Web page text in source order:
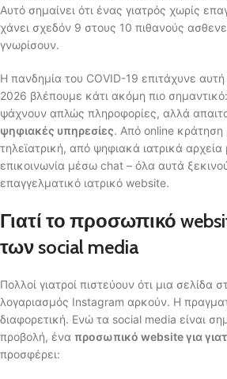
Αυτό σημαίνει ότι ένας γιατρός χωρίς
χάνει σχεδόν 9 στους 10 πιθανούς
γνωρίσουν.
Η πανδημία του COVID-19 επιτάχυνε
2026 βλέπουμε κάτι ακόμη πιο
ψάχνουν απλώς πληροφορίες, αλλά
ψηφιακές υπηρεσίες. Από online κράτηση
τηλεϊατρική, από ψηφιακά ιατρικά
επικοινωνία μέσω chat – όλα αυτά
επαγγελματικό ιατρικό website.
Γιατί το προσωπικό
των social media
Πολλοί γιατροί πιστεύουν ότι μια σελίδα
λογαριασμός Instagram αρκούν. Η
διαφορετική. Ενώ τα social media είναι
προβολή, ένα προσωπικό website για
προσφέρει: